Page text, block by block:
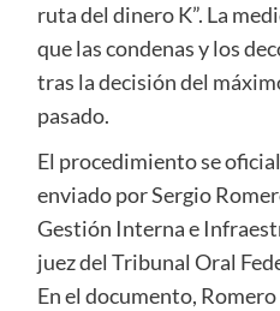
ruta del dinero K”. La
que las condenas y los
tras la decisión del
pasado.
El procedimiento se
enviado por Sergio
Gestión Interna e
juez del Tribunal Oral
En el documento,